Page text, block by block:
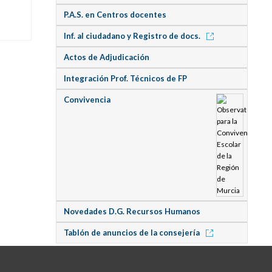
P.A.S. en Centros docentes
Inf. al ciudadano y Registro de docs.
Actos de Adjudicación
Integración Prof. Técnicos de FP
Convivencia
Novedades D.G. Recursos Humanos
Tablón de anuncios de la consejería